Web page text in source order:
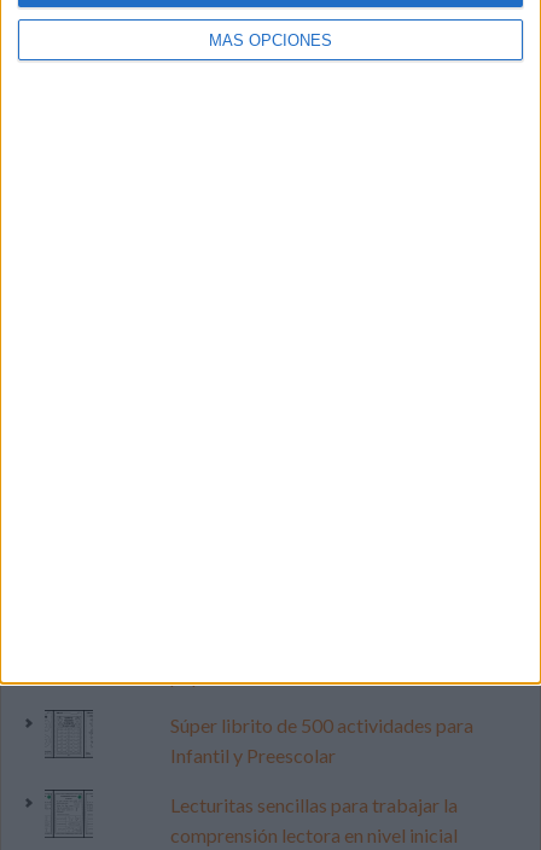
MÁS OPCIONES
Súper librito de 500 actividades para
Infantil y Preescolar
Lecturitas sencillas para trabajar la
comprensión lectora en nivel inicial